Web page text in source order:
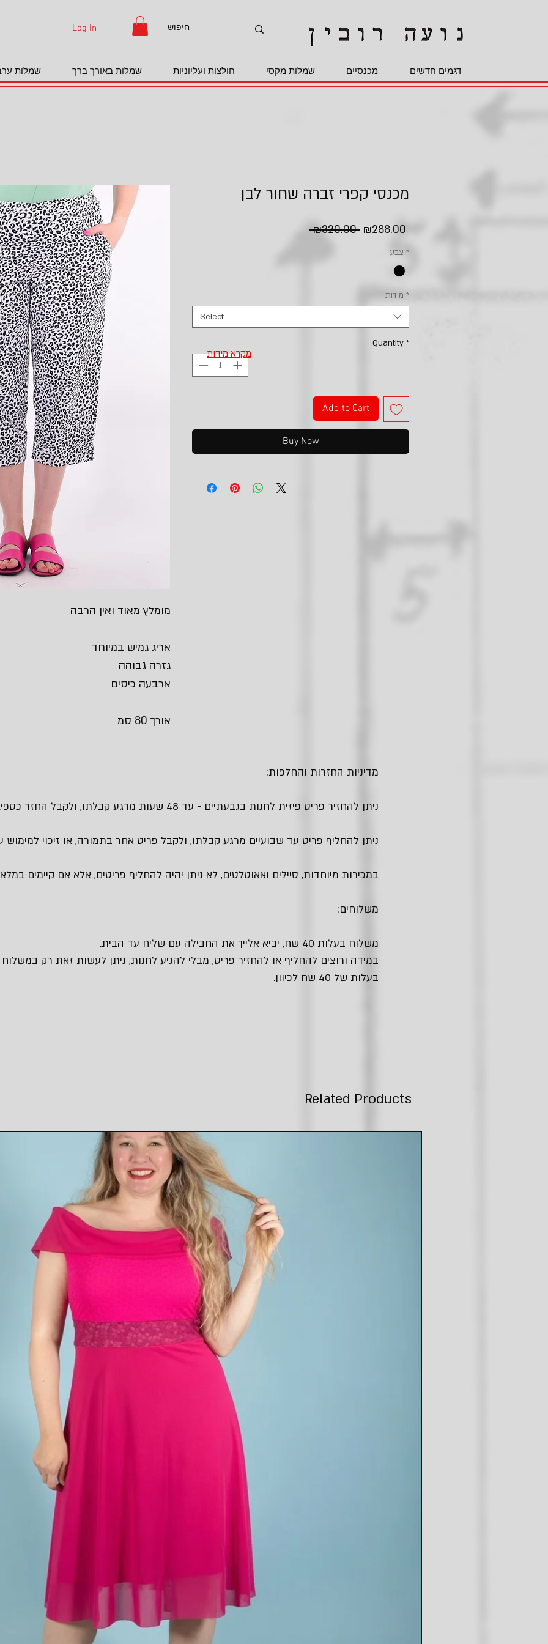
Log In
דגמים חדשים מכנסיים שמלות מקסי חולצות ועליוניות שמלות באורך ברך שמלות
מומלץ מאוד ואין הרבה
אריג גמיש במיוחד
גזרה גבוהה
ארבעה כיסים
אורך 80 סמ
מכנסי קפרי זברה שחור לבן
₪320.00 Regular
₪288.00
צבע *
מידות *
Select
Quantity *
Add to Cart
Buy Now
מקרא מידות
מדיניות החזרות והחלפות:
ניתן להחזיר פריט פיזית לחנות בגבעתיים - עד 48 שעות מרגע קבלתו, ולקבל החזר כספי.
ניתן להחליף פריט עד שבועיים מרגע קבלתו, ולקבל פריט אחר בתמורה, או זיכוי למימוש
במכירות מיוחדות, סיילים ואאוטלטים, לא ניתן יהיה להחליף פריטים, אלא אם קיימים
משלוחים:
משלוח בעלות 40 שח, יביא אלייך את החבילה עם שליח עד הבית.
במידה ורוצים להחליף או להחזיר פריט, מבלי להגיע לחנות, ניתן לעשות זאת רק
בעלות של 40 שח לכיוון.
Related Products